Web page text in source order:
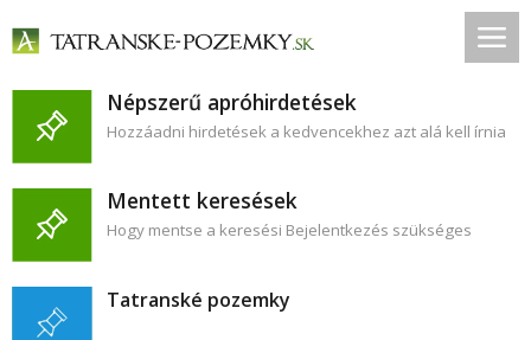
Népszerű apróhirdetések
Hozzáadni hirdetések a kedvencekhez azt alá kell írnia
Mentett keresések
Hogy mentse a keresési Bejelentkezés szükséges
Tatranské pozemky